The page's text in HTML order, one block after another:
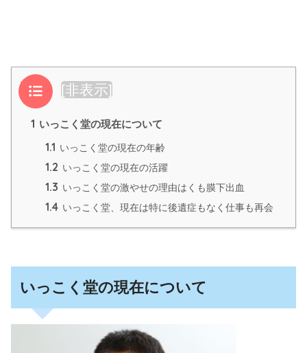
目次 [非表示]
1 いっこく堂の現在について
1.1 いっこく堂の現在の年齢
1.2 いっこく堂の現在の活躍
1.3 いっこく堂の激やせの理由はくも膜下出血
1.4 いっこく堂、現在は特に後遺症もなく仕事も再会
いっこく堂の現在について